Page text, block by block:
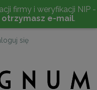
firmy i weryfikacji NIP -
e-mail.
się